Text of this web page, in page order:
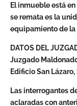
El inmueble está
se remata es la
equipamiento de la
DATOS DEL
Juzgado
Edificio San
Las interrogantes
aclaradas con